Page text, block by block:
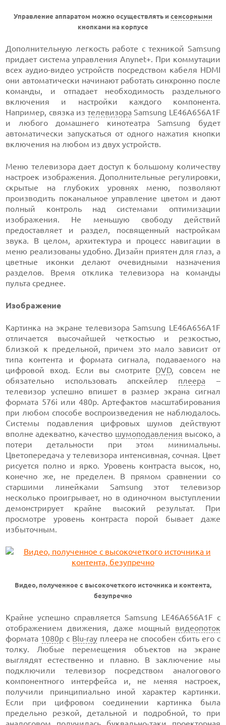
Управление аппаратом можно осуществлять и сенсорными
кнопками на корпусе
Дополнительную легкость работе с техникой Samsung
придает система управления Anynet+. При коммутации
всех аудио-видео устройств посредством кабеля HDMI
они автоматически начинают работать синхронно после
команды, и отпадает необходимость раздельного
включения и настройки каждого компонента.
Например, связка изтелевизора Samsung LE46A656A1F
и любого домашнего кинотеатра Samsung будет
автоматически запускаться от одного нажатия кнопки
включения на любом из двух устройств.
Меню телевизора дает доступ к большому количеству
настроек изображения. Дополнительные регулировки,
скрытые на глубоких уровнях меню, позволяют
производить поканальное управление цветом и дают
полный контроль над системами оптимизации
изображения. Не меньшую свободу действий
предоставляет и раздел, посвященный настройкам
звука. В целом, архитектура и процесс навигации в
меню реализованы удобно. Дизайн приятен для глаз, а
цветные иконки делают очевидными назначения
разделов. Время отклика телевизора на команды
пульта среднее.
Изображение
Картинка на экране телевизора Samsung LE46A656A1F
отличается высочайшей четкостью и резкостью,
близкой к предельной, причем это мало зависит от
типа контента и формата сигнала, подаваемого на
цифровой вход. Если вы смотрите DVD, совсем не
обязательно использовать апскейлер плеера –
телевизор успешно впишет в размер экрана сигнал
формата 576i или 480p. Артефактов масштабирования
при любом способе воспроизведения не наблюдалось.
Системы подавления цифровых шумов действуют
вполне адекватно, качество шумоподавления высоко, а
потери детальности при этом минимальны.
Цветопередача у телевизора интенсивная, сочная. Цвет
рисуется полно и ярко. Уровень контраста высок, но,
конечно же, не пределен. В прямом сравнении со
старшими линейками Samsung этот телевизор
несколько проигрывает, но в одиночном выступлении
демонстрирует крайне высокий результат. При
просмотре уровень контраста порой бывает даже
избыточным.
Видео, полученное с высокочеткого источника и контента,
безупречно
Крайне успешно справляется Samsung LE46A656A1F с
отображением движения, даже мощный видеопоток
формата 1080p с Blu-rayплеера не способен сбить его с
толку. Любые перемещения объектов на экране
выглядят естественно и плавно. В заключение мы
подключили телевизор посредством аналогового
компонентного интерфейса и, не меняя настроек,
получили принципиально иной характер картинки.
Если при цифровом соединении картинка была
предельно резкой, детальной и подробной, то при